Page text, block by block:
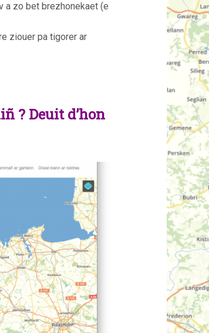
a zo bet brezhonekaet (e
ziouer pa tigorer ar
? Deuit d’hon